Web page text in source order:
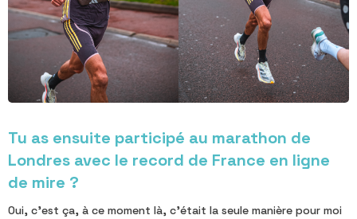
Tu as ensuite participé au marathon de
Londres avec le record de France en ligne
de mire ?
Oui, c'est ça, à ce moment là, c'était la seule manière pour moi